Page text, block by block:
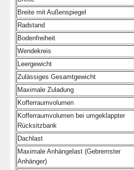
Breite mit Außenspiegel
Radstand
Bodenfreiheit
Wendekreis
Leergewicht
Zulässiges Gesamtgewicht
Maximale Zuladung
Kofferraumvolumen
Kofferraumvolumen bei umgeklappter
Rücksitzbank
Dachlast
Maximale Anhängelast (Gebremster
Anhänger)